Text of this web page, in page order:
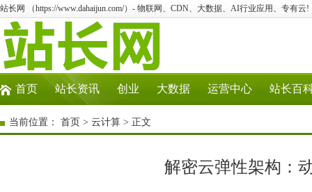
站长网 （https://www.dahaijun.com/）- 物联网、CDN、大数据、AI行业应用、专有云!
首页 站长资讯 创业 大数据 运营中心 站长百
当前位置： 首页 > 云计算 > 正文
解密云弹性架构：